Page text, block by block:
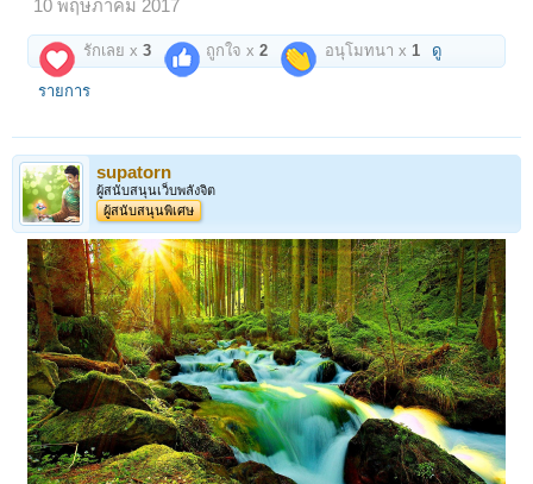
10 พฤษภาคม 2017
รักเลย x3 ถูกใจ x2 อนุโมทนา x1 ดู
รายการ
supatorn
ผู้สนับสนุนเว็บพลังจิต
ผู้สนับสนุนพิเศษ